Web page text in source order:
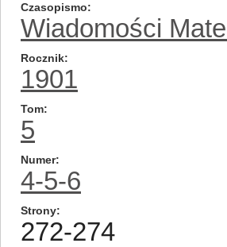
Czasopismo
Wiadomości
Rocznik
1901
Tom
5
Numer
4-5-6
Strony
272-274